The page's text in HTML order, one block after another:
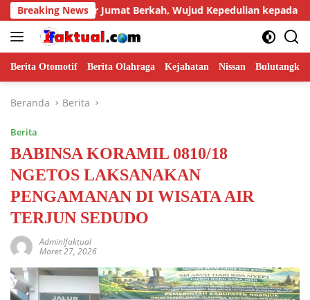
Langsung
ke
konten
Breaking News
Gelar Jumat Berkah, Wujud Kepedulian kepada Masyarakat
Berita Otomotif Berita Olahraga Kejahatan Nissan Bulutangkis
Beranda Berita
Berita
BABINSA KORAMIL 0810/18
NGETOS LAKSANAKAN
PENGAMANAN DI WISATA AIR
TERJUN SEDUDO
AdminIfaktual
Maret 27, 2026